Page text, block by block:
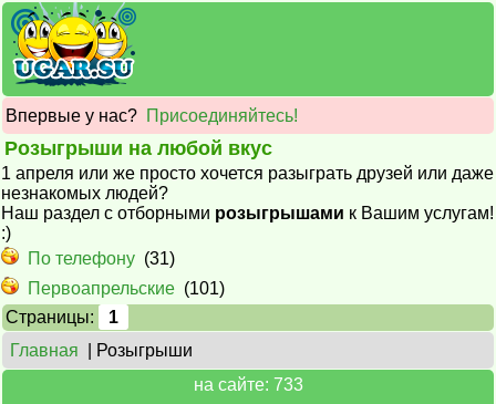
Впервые у нас? Присоединяйтесь!
Розыгрыши на любой вкус
1 апреля или же просто хочется разыграть друзей или даже
незнакомых людей?
Наш раздел с отборными розыгрышами к Вашим услугам!
:)
По телефону (31)
Первоапрельские (101)
Страницы:
1
Главная
| Розыгрыши
на сайте: 733